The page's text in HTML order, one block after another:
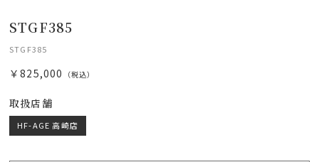
STGF385
STGF385
￥825,000 （税込）
取扱店舗
HF-AGE 高崎店